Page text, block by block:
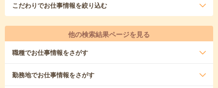
こだわりでお仕事情報を絞り込む
他の検索結果ページを見る
職種でお仕事情報をさがす
勤務地でお仕事情報をさがす